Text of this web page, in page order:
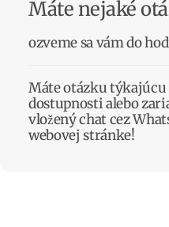
Máte nejaké
ozveme sa vám do
Máte otázku týkajúcu
dostupnosti alebo
vložený chat cez
webovej stránke!